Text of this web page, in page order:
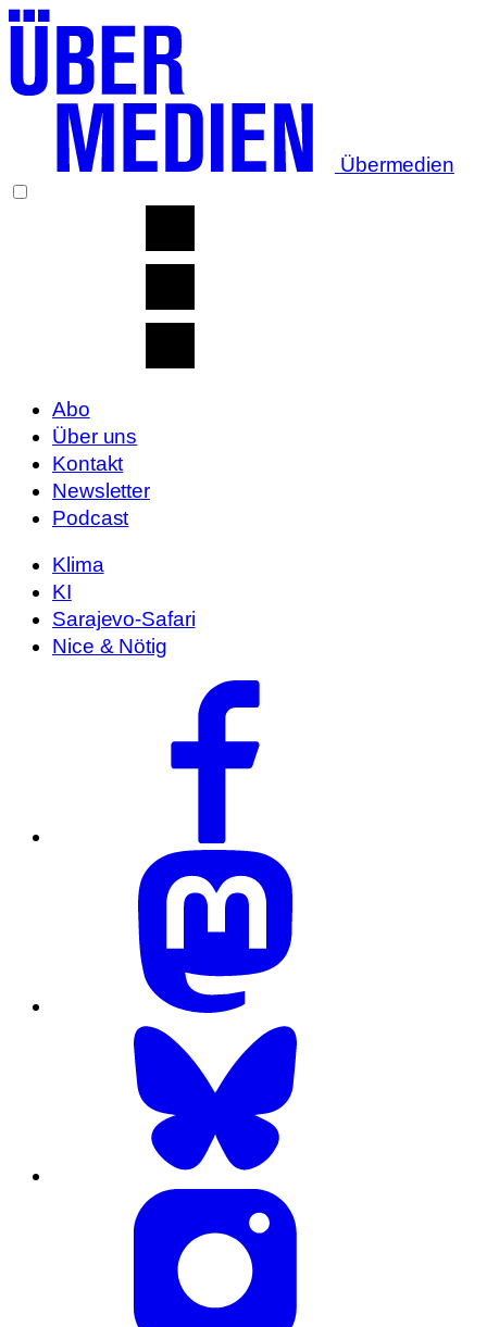
Übermedien
Abo
Über uns
Kontakt
Newsletter
Podcast
Klima
KI
Sarajevo-Safari
Nice & Nötig